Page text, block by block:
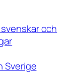
och
Sverige